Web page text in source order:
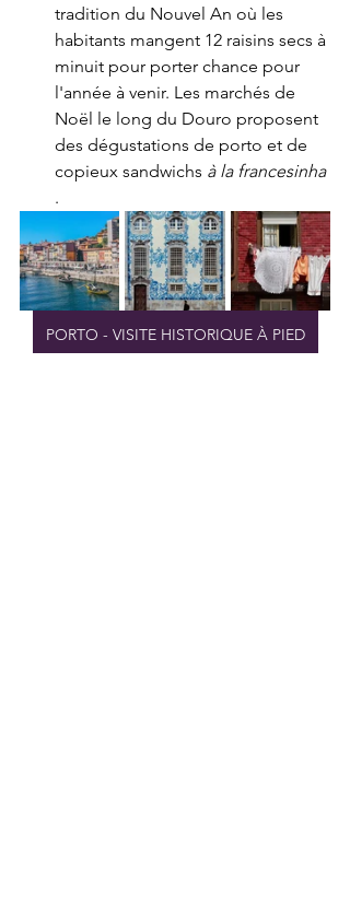
tradition du Nouvel An où les
habitants mangent 12 raisins secs à
minuit pour porter chance pour
l'année à venir. Les marchés de
Noël le long du Douro proposent
des dégustations de porto et de
copieux sandwichs à la francesinha
.
PORTO - VISITE HISTORIQUE À PIED